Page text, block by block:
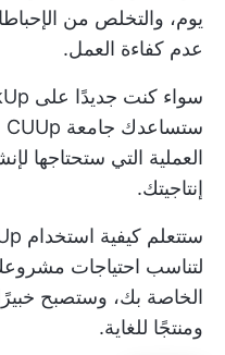
يوم، والتخلص من
عدم كفاءة العمل.
العملية التي ستحتاجها
إنتاجيتك.
لتناسب احتياجات
ومنتجًا للغاية.